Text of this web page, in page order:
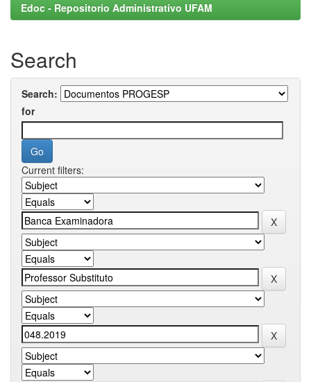
Edoc - Repositorio Administrativo UFAM
Search
Search:
for
Current filters: